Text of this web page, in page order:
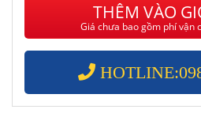
THÊM VÀO
Giá chưa bao gồm phí vận